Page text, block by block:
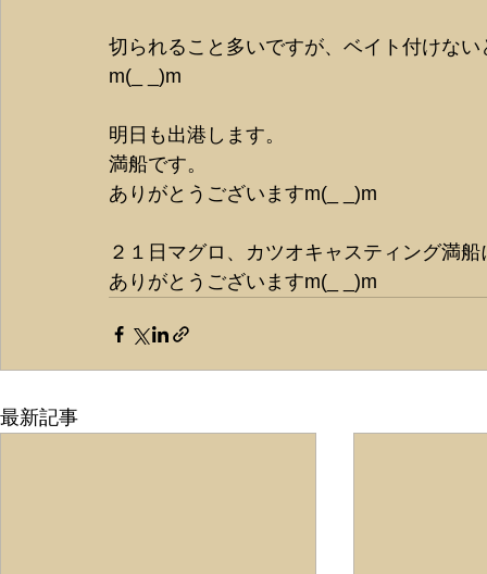
切られること多いですが、ベイト付けな
m(_ _)m
明日も出港します。
満船です。
ありがとうございますm(_ _)m
２１日マグロ、カツオキャスティング満
ありがとうございますm(_ _)m
最新記事